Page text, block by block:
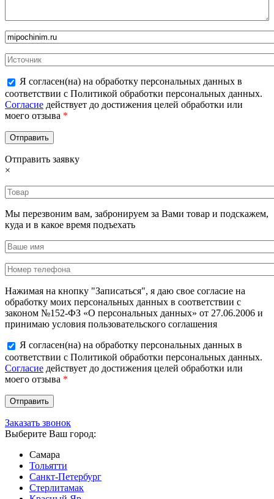
Я согласен(на) на обработку персональных данных в
соответствии с Политикой обработки персональных данных.
Согласие действует до достижения целей обработки или
моего отзыва *
Отправить заявку
×
Мы перезвоним вам, забронируем за Вами товар и подскажем,
куда и в какое время подъехать
Нажимая на кнопку "Записаться", я даю свое согласие на
обработку моих персональных данных в соответствии с
законом №152-ФЗ «О персональных данных» от 27.06.2006 и
принимаю условия пользовательского соглашения
Я согласен(на) на обработку персональных данных в
соответствии с Политикой обработки персональных данных.
Согласие действует до достижения целей обработки или
моего отзыва *
Заказать звонок
Выберите Ваш город:
Самара
Тольятти
Санкт-Петербург
Стерлитамак